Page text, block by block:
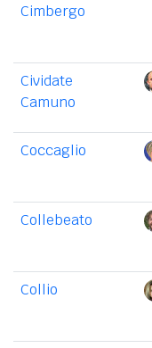
Cimbergo
Cividate
Camuno
Coccaglio
Collebeato
Collio